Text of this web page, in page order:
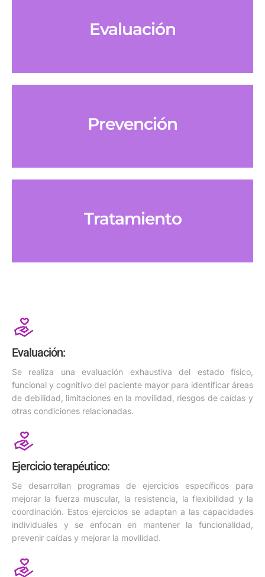
Evaluación
Prevención
Tratamiento
Evaluación:
Se realiza una evaluación exhaustiva del estado físico,
funcional y cognitivo del paciente mayor para identificar áreas
de debilidad, limitaciones en la movilidad, riesgos de caídas y
otras condiciones relacionadas.
Ejercicio terapéutico:
Se desarrollan programas de ejercicios específicos para
mejorar la fuerza muscular, la resistencia, la flexibilidad y la
coordinación. Estos ejercicios se adaptan a las capacidades
individuales y se enfocan en mantener la funcionalidad,
prevenir caídas y mejorar la movilidad.